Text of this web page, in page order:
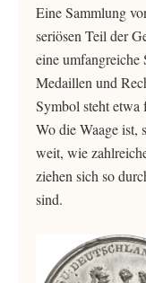
Eine Sammlung
seriösen Teil der
eine umfangreiche
Medaillen und
Symbol steht
Wo die Waage ist,
weit, wie
ziehen sich so
sind.